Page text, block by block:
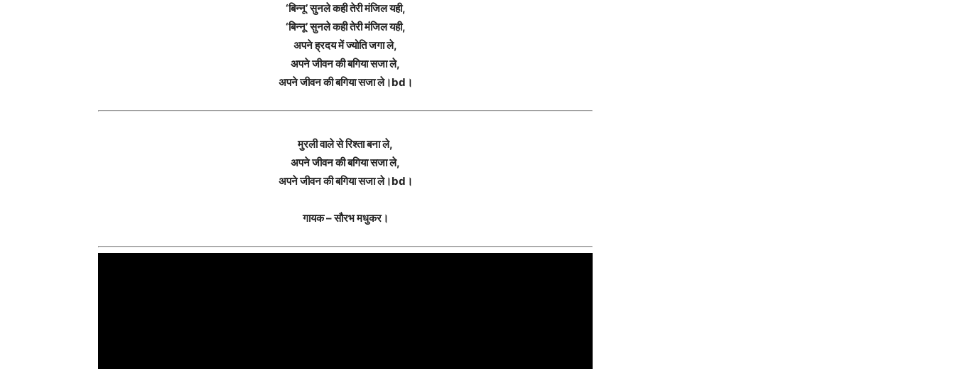
‘बिन्नू’ सुनले कही तेरी मंजिल यही,
‘बिन्नू’ सुनले कही तेरी मंजिल यही,
अपने ह्रदय में ज्योति जगा ले,
अपने जीवन की बगिया सजा ले,
अपने जीवन की बगिया सजा ले।bd।
मुरली वाले से रिश्ता बना ले,
अपने जीवन की बगिया सजा ले,
अपने जीवन की बगिया सजा ले।bd।
गायक – सौरभ मधुकर।